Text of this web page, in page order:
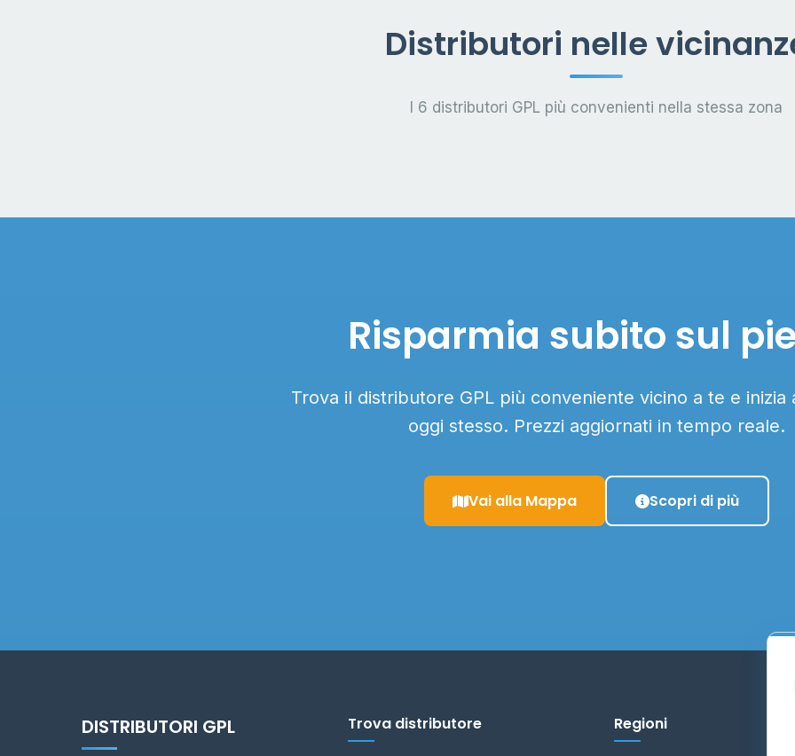
Distributori nelle
I 6 distributori GPL più convenienti nella stessa zona
Risparmia subito sul
Trova il distributore GPL più conveniente vicino a te e inizia
oggi stesso. Prezzi aggiornati in tempo reale.
Vai alla Mappa Scopri di più
DISTRIBUTORI GPL Trova distributore Regioni